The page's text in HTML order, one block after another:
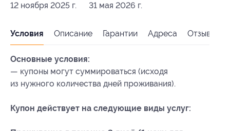
12 ноября 2025 г. 31 мая 2026 г.
Условия Описание Гарантии Адреса Отзывы
Основные условия:
— купоны могут суммироваться (исходя
из нужного количества дней проживания).
Купон действует на следующие виды услуг: